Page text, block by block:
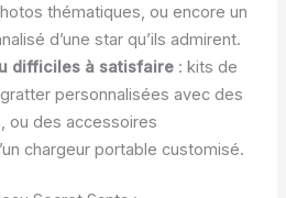
thématiques, ou encore un
d’une star qu’ils admirent.
difficiles à satisfaire: kits de
personnalisées avec des
ou des accessoires
chargeur portable customisé.